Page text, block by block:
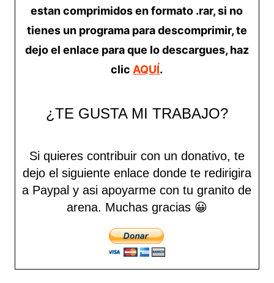
estan comprimidos en formato .rar, si no
tienes un programa para descomprimir, te
dejo el enlace para que lo descargues, haz
clic AQUÍ.
¿TE GUSTA MI TRABAJO?
Si quieres contribuir con un donativo, te
dejo el siguiente enlace donde te redirigira
a Paypal y asi apoyarme con tu granito de
arena. Muchas gracias 😀